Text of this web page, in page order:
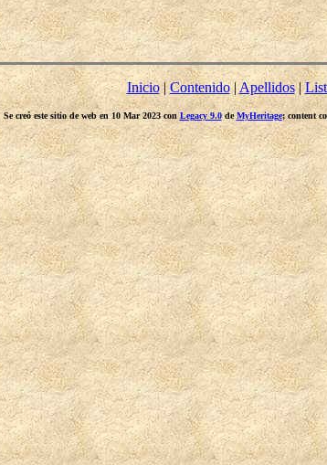
Inicio| Contenido| Apellidos|
Se creó este sitio de web en 10 Mar 2023 con Legacy 9.0deMyHeritage; content